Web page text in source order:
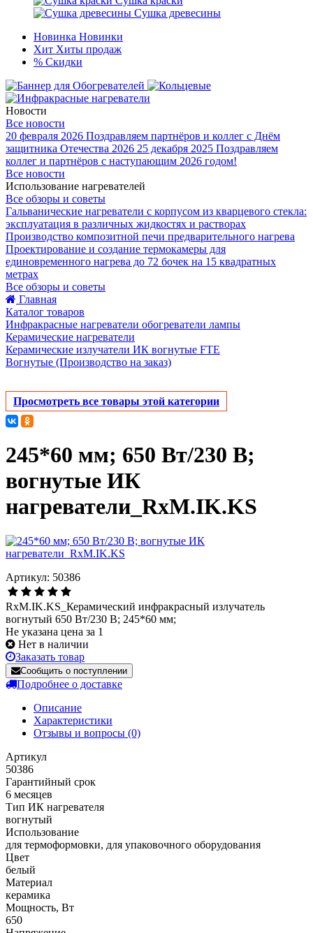
Сушка древесины
Новинка Новинки
Хит Хиты продаж
% Скидки
Новости
Все новости
20 февраля 2026 Поздравляем партнёров и коллег с Днём
защитника Отечества 2026 25 декабря 2025 Поздравляем
коллег и партнёров с наступающим 2026 годом!
Все новости
Использование нагревателей
Все обзоры и советы
Гальванические нагреватели с корпусом из кварцевого стекла:
эксплуатация в различных жидкостях и растворах
Производство композитной печи предварительного нагрева
Проектирование и создание термокамеры для
единовременного нагрева до 72 бочек на 15 квадратных
метрах
Все обзоры и советы
Главная
Каталог товаров
Инфракрасные нагреватели обогреватели лампы
Керамические нагреватели
Керамические излучатели ИК вогнутые FTE
Вогнутые (Производство на заказ)
Просмотреть все товары этой категории
245*60 мм; 650 Вт/230 В;
вогнутые ИК
нагреватели_RxM.IK.KS
Артикул: 50386
RxM.IK.KS_Керамический инфракрасный излучатель
вогнутый 650 Вт/230 В; 245*60 мм;
Не указана цена за 1
Нет в наличии
Заказать товар
Сообщить о поступлении
Подробнее о доставке
Описание
Характеристики
Отзывы и вопросы (0)
Артикул
50386
Гарантийный срок
6 месяцев
Тип ИК нагревателя
вогнутый
Использование
для термоформовки, для упаковочного оборудования
Цвет
белый
Материал
керамика
Мощность, Вт
650